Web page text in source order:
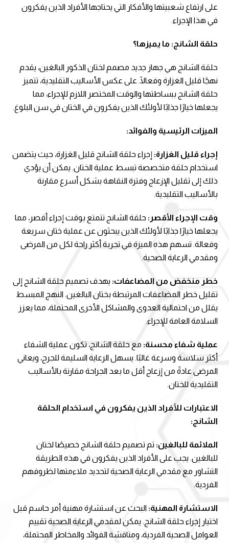
على ارتفاع شعبيتها والأفكار التي يحتاجها الأفراد الذين يفكرون
في هذا الإجراء.
حلقة الشانج: ما يميزها؟
حلقة الشانج هي جهاز جديد مصمم لختان الذكور البالغين، يقدم
نهجًا قليل الغزارة وفعالًا. على عكس الأساليب التقليدية، تتميز
حلقة الشانج ببساطتها والوقت المختصر اللازم للإجراء، مما
يجعلها خيارًا جذابًا لأولئك الذين يفكرون في الختان في سن البلوغ.
الميزات الرئيسية والفوائد:
إجراء قليل الغزارة: إجراء حلقة الشانج قليل الغزارة، حيث يتضمن
استخدام حلقة متخصصة تبسط عملية الختان. يمكن أن يؤدي
ذلك إلى تقليل الإزعاج وفترة النقاهة بشكل أسرع مقارنة
بالأساليب التقليدية.
وقت الإجراء الأقصر: حلقة الشانج تتمتع بوقت إجراء أقصر، مما
يجعلها خيارًا جذابًا لأولئك الذين يبحثون عن عملية ختان سريعة
وفعالة. تسهم هذه الميزة في تجربة أكثر راحة لكل من المرضى
ومقدمي الرعاية الصحية.
خطر منخفض من المضاعفات: يهدف تصميم حلقة الشانج إلى
تقليل خطر المضاعفات المرتبطة بختان البالغين. النهج المبسط
يقلل من احتمالية العدوى والمشاكل الأخرى المحتملة، مما يعزز
السلامة العامة للإجراء.
عملية شفاء محسنة: مع حلقة الشانج، تكون عملية الشفاء
أكثر سلاسة وسرعة غالبًا. يسهل الرعاية السليمة للجرح، ويعاني
المرضى عادةً من إزعاج أقل ما بعد الجراحة مقارنة بالأساليب
التقليدية للختان.
الاعتبارات للأفراد الذين يفكرون في استخدام الحلقة
الشانج:
الملائمة للبالغين: تم تصميم حلقة الشانج خصيصًا لختان
للبالغين. يجب على الأفراد الذين يفكرون في هذه الطريقة
التشاور مع مقدمي الرعاية الصحية لتحديد ملاءمتها لظروفهم
الفردية.
الاستشارة المهنية: البحث عن استشارة مهنية أمر حاسم قبل
اختيار إجراء حلقة الشانج. يمكن لمقدمي الرعاية الصحية تقييم
العوامل الصحية الفردية، ومناقشة الفوائد والمخاطر المحتملة،